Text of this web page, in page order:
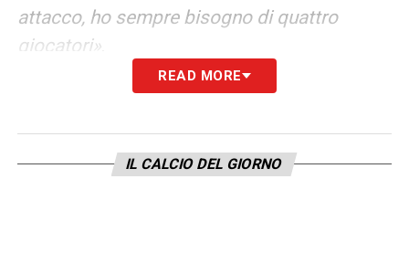
attacco, ho sempre bisogno di quattro
giocatori».
LEGGI ALTRE NOTIZIE SU
LA PLAYLIST DELLE NOSTRE TOP NEWS
READ MORE
IL CALCIO DEL GIORNO